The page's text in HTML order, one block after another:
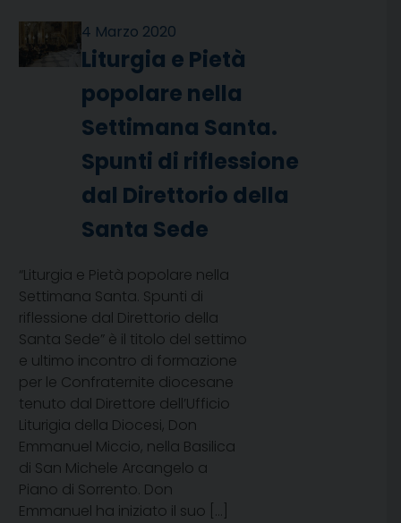
4 Marzo 2020
Liturgia e Pietà
popolare nella
Settimana Santa.
Spunti di riflessione
dal Direttorio della
Santa Sede
“Liturgia e Pietà popolare nella
Settimana Santa. Spunti di
riflessione dal Direttorio della
Santa Sede” è il titolo del settimo
e ultimo incontro di formazione
per le Confraternite diocesane
tenuto dal Direttore dell’Ufficio
Liturigia della Diocesi, Don
Emmanuel Miccio, nella Basilica
di San Michele Arcangelo a
Piano di Sorrento. Don
Emmanuel ha iniziato il suo […]